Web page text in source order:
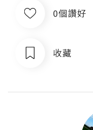
0個讚好
收藏